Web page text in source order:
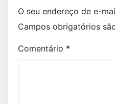
O seu endereço de e-
Campos obrigatórios
Comentário *